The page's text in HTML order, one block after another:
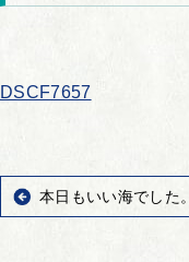
DSCF7657
本日もいい海でした。